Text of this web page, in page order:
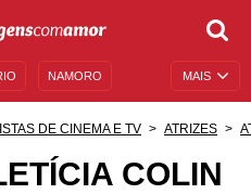
MAIS
NAMORO
DESCULPAS
DE CINEMA E TV ATRIZES
COLIN